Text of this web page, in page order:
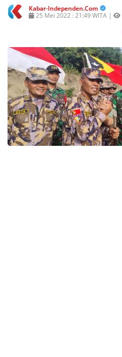
Kabar-Independen.com
25 Mei 2022 : 21:49 WITA |